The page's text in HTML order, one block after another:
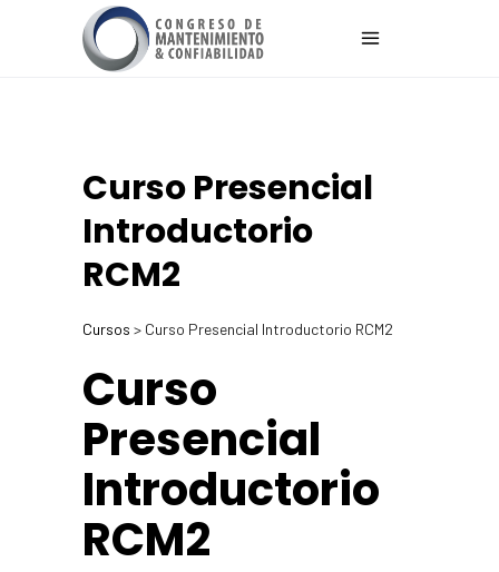
Curso Presencial
Introductorio
RCM2
Cursos > Curso Presencial Introductorio RCM2
Curso
Presencial
Introductorio
RCM2